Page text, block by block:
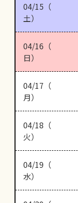
04/15（
土）
04/16（
日）
04/17（
月）
04/18（
火）
04/19（
水）